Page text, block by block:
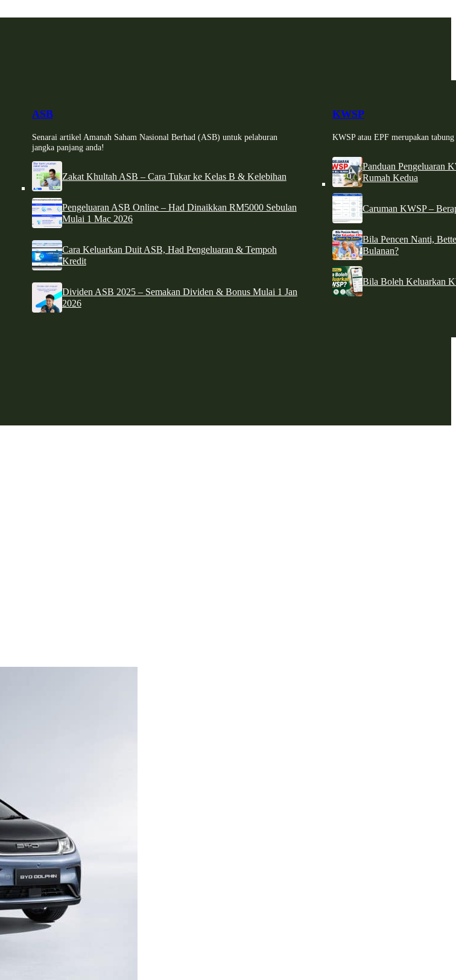
ASB
Senarai artikel Amanah Saham Nasional Berhad (ASB) untuk pelaburan
jangka panjang anda!
Zakat Khultah ASB – Cara Tukar ke Kelas B & Kelebihan
Pengeluaran ASB Online – Had Dinaikkan RM5000 Sebulan
Mulai 1 Mac 2026
Cara Keluarkan Duit ASB, Had Pengeluaran & Tempoh
Kredit
Dividen ASB 2025 – Semakan Dividen & Bonus Mulai 1 Jan
2026
KWSP
KWSP atau EPF merupakan
Panduan Pengeluaran
Rumah Kedua
Caruman KWSP –
Bila Pencen Nanti,
Bulanan?
Bila Boleh Keluarkan